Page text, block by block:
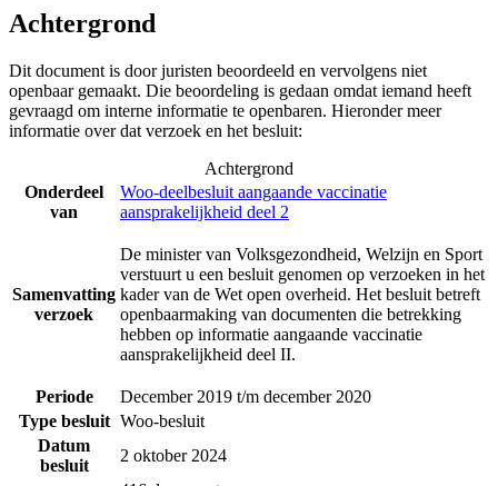
Achtergrond
Dit document is door juristen beoordeeld en vervolgens niet
openbaar gemaakt. Die beoordeling is gedaan omdat iemand heeft
gevraagd om interne informatie te openbaren. Hieronder meer
informatie over dat verzoek en het besluit:
Achtergrond
Onderdeel
van
Woo-deelbesluit aangaande vaccinatie
aansprakelijkheid deel 2
Samenvatting
verzoek
De minister van Volksgezondheid, Welzijn en Sport
verstuurt u een besluit genomen op verzoeken in het
kader van de Wet open overheid. Het besluit betreft
openbaarmaking van documenten die betrekking
hebben op informatie aangaande vaccinatie
aansprakelijkheid deel II.
Periode
December 2019 t/m december 2020
Type besluit Woo-besluit
Datum
besluit
2 oktober 2024